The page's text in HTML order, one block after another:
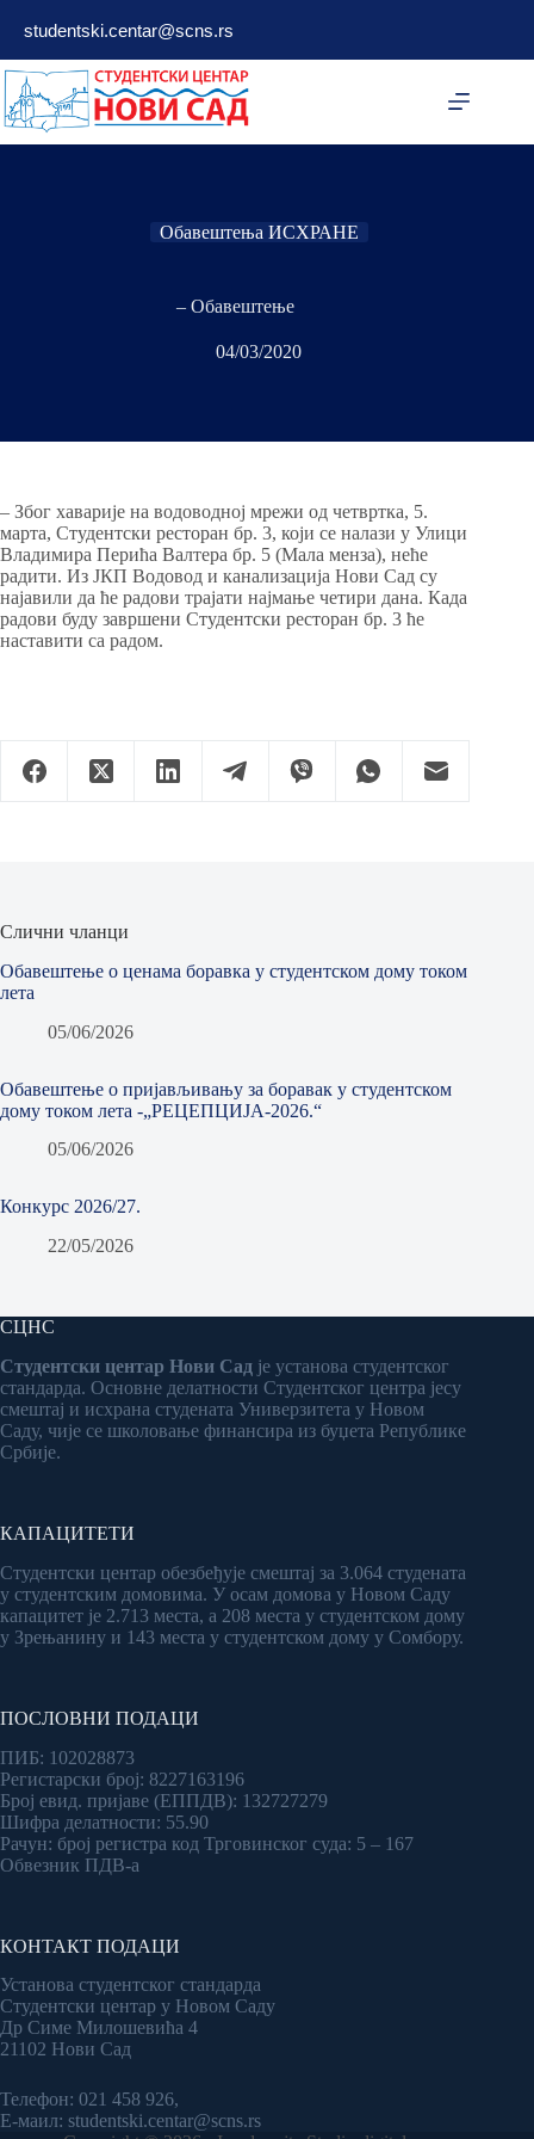
studentski.centar@scns.rs
Обавештења ИСХРАНЕ
– Обавештење
04/03/2020
– Због хаварије на водоводној мрежи од четвртка, 5.
марта, Студентски ресторан бр. 3, који се налази у Улици
Владимира Перића Валтера бр. 5 (Мала менза), неће
радити. Из ЈКП Водовод и канализација Нови Сад су
најавили да ће радови трајати најмање четири дана. Када
радови буду завршени Студентски ресторан бр. 3 ће
наставити са радом.
Слични чланци
Обавештење о ценама боравка у студентском дому током
лета
05/06/2026
Обавештење о пријављивању за боравак у студентском
дому током лета -„РЕЦЕПЦИЈА-2026.“
05/06/2026
Конкурс 2026/27.
22/05/2026
СЦНС
Студентски центар Нови Сад је установа студентског
стандарда. Основне делатности Студентског центра јесу
смештај и исхрана студената Универзитета у Новом
Саду, чије се школовање финансира из буџета Републике
Србије.
КАПАЦИТЕТИ
Студентски центар обезбеђује смештај за 3.064 студената
у студентским домовима. У осам домова у Новом Саду
капацитет је 2.713 места, а 208 места у студентском дому
у Зрењанину и 143 места у студентском дому у Сомбору.
ПОСЛОВНИ ПОДАЦИ
ПИБ: 102028873
Регистарски број: 8227163196
Број евид. пријаве (ЕППДВ): 132727279
Шифра делатности: 55.90
Рачун: број регистра код Трговинског суда: 5 – 167
Обвезник ПДВ-а
КОНТАКТ ПОДАЦИ
Установа студентског стандарда
Студентски центар у Новом Саду
Др Симе Милошевића 4
21102 Нови Сад
Телефон: 021 458 926,
Е-маил: studentski.centar@scns.rs